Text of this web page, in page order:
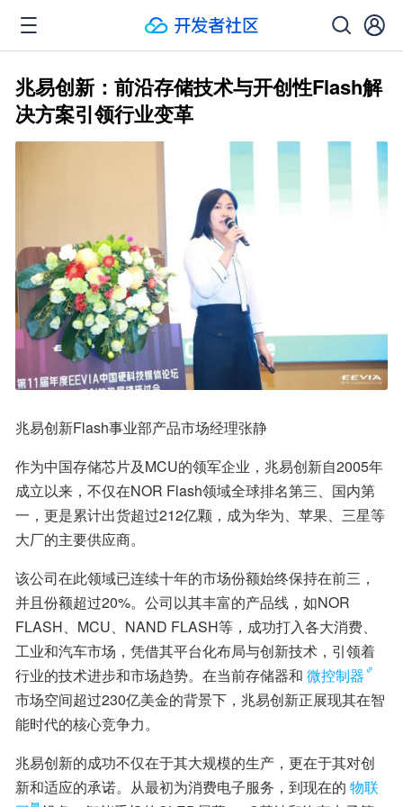
兆易创新：前沿存储技术与开创性Flash解
决方案引领行业变革
兆易创新Flash事业部产品市场经理张静
作为中国存储芯片及MCU的领军企业，兆易创新自2005年
成立以来，不仅在NOR Flash领域全球排名第三、国内第
一，更是累计出货超过212亿颗，成为华为、苹果、三星等
大厂的主要供应商。
该公司在此领域已连续十年的市场份额始终保持在前三，
并且份额超过20%。公司以其丰富的产品线，如NOR
FLASH、MCU、NAND FLASH等，成功打入各大消费、
工业和汽车市场，凭借其平台化布局与创新技术，引领着
行业的技术进步和市场趋势。在当前存储器和 微控制器
市场空间超过230亿美金的背景下，兆易创新正展现其在智
能时代的核心竞争力。
兆易创新的成功不仅在于其大规模的生产，更在于其对创
新和适应的承诺。从最初为消费电子服务，到现在的 物联